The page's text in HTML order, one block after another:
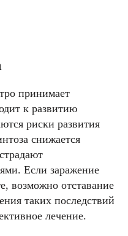
принимает
к развитию
риски развития
снижается
Если заражение
возможно отставание
таких последствий
лечение.
политикой
политикой
политикой